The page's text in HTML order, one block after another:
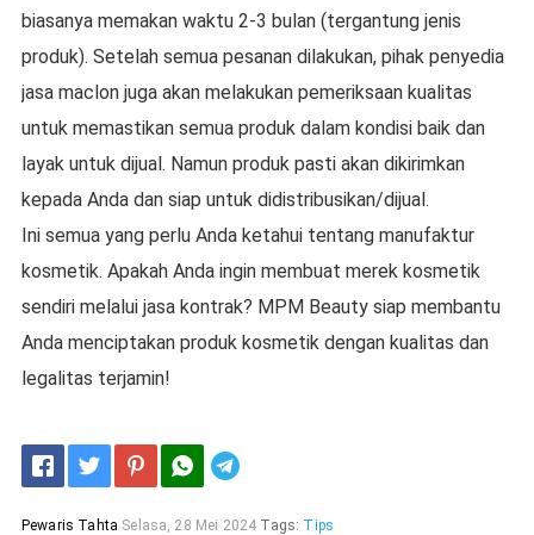
biasanya memakan waktu 2-3 bulan (tergantung jenis
produk). Setelah semua pesanan dilakukan, pihak penyedia
jasa maclon juga akan melakukan pemeriksaan kualitas
untuk memastikan semua produk dalam kondisi baik dan
layak untuk dijual. Namun produk pasti akan dikirimkan
kepada Anda dan siap untuk didistribusikan/dijual.
Ini semua yang perlu Anda ketahui tentang manufaktur
kosmetik. Apakah Anda ingin membuat merek kosmetik
sendiri melalui jasa kontrak? MPM Beauty siap membantu
Anda menciptakan produk kosmetik dengan kualitas dan
legalitas terjamin!
Pewaris Tahta Selasa, 28 Mei 2024 Tags: Tips